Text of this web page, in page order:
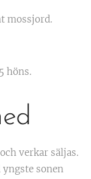
mossjord.
höns.
verkar säljas.
sonen